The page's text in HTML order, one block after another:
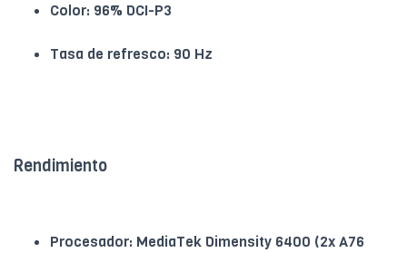
Color: 96% DCI-P3
Tasa de refresco: 90 Hz
Rendimiento
Procesador: MediaTek Dimensity 6400 (2x A76